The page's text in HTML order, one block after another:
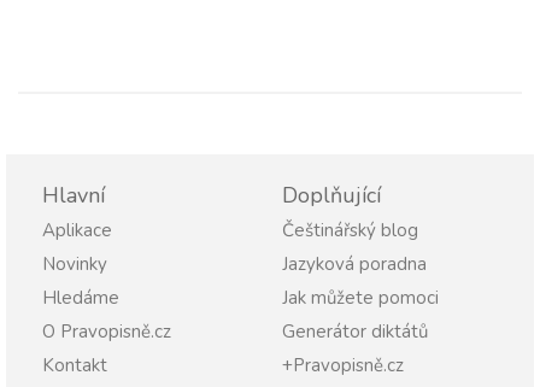
Hlavní
Aplikace
Novinky
Hledáme
O Pravopisně.cz
Kontakt
Doplňující
Češtinářský blog
Jazyková poradna
Jak můžete pomoci
Generátor diktátů
+Pravopisně.cz